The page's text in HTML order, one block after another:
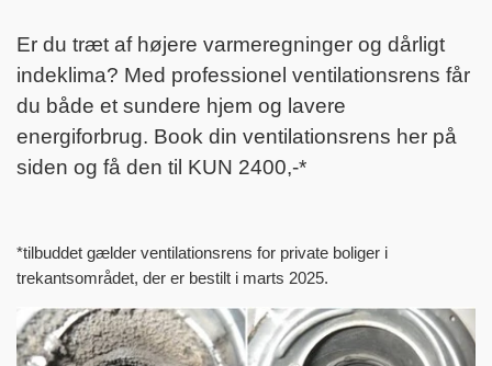
Er du træt af højere varmeregninger og dårligt
indeklima? Med professionel ventilationsrens får
du både et sundere hjem og lavere
energiforbrug. Book din ventilationsrens her på
siden og få den til KUN 2400,-*
*tilbuddet gælder ventilationsrens for private boliger i
trekantsområdet, der er bestilt i marts 2025.